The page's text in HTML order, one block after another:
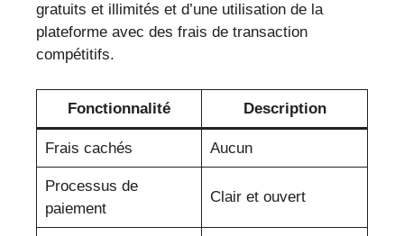
gratuits et illimités et d’une utilisation de la
plateforme avec des frais de transaction
compétitifs.
Fonctionnalité Description
Frais cachés Aucun
Processus de
paiement
Clair et ouvert